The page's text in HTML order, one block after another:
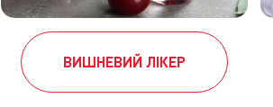
ВИШНЕВИЙ ЛІКЕР